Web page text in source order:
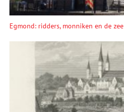
Egmond: ridders, monniken en de zee